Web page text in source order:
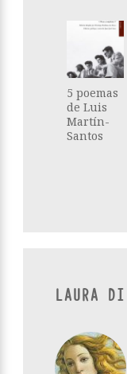
5 poemas
de Luis
Martín-
Santos
LAURA